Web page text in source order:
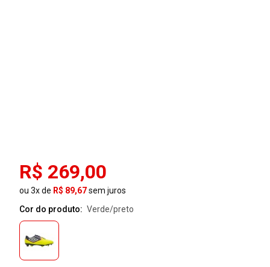
R$ 269,00
ou 3x de R$ 89,67sem juros
Cor do produto:
verde/preto